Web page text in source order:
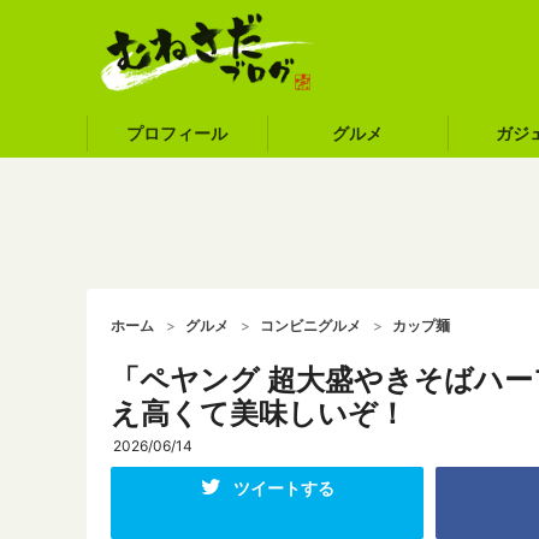
プロフィール グルメ ガジ
ホーム グルメ コンビニグルメ カップ麺
「ペヤング 超大盛やきそばハ
え高くて美味しいぞ！
2026/06/14
ツイートする